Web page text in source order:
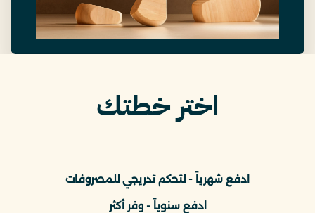
اختر خطتك
ادفع شهرياً - لتحكم تدريجي للمصروفات
ادفع سنوياً - وفر أكثر